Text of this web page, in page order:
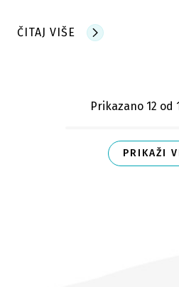
ČITAJ VIŠE
Prikazano 12 od
PRIKAŽI